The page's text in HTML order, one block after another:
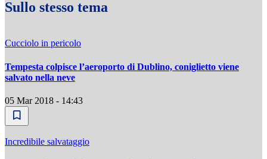
Sullo stesso tema
Cucciolo in pericolo
Tempesta colpisce l’aeroporto di Dublino, coniglietto viene
salvato nella neve
05 Mar 2018 - 14:43
Incredibile salvataggio